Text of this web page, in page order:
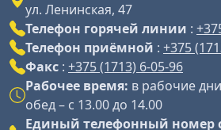
ул. Ленинская, 47
Телефон горячей линии :
Телефон приёмной : +375
Факс : +375 (1713) 6-05-96
Рабочее время: в рабочие
обед – с 13.00 до 14.00
Единый телефонный номер